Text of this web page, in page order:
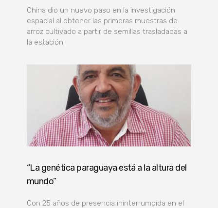
China dio un nuevo paso en la investigación
espacial al obtener las primeras muestras de
arroz cultivado a partir de semillas trasladadas a
la estación
“La genética paraguaya está a la altura del
mundo”
Con 25 años de presencia ininterrumpida en el